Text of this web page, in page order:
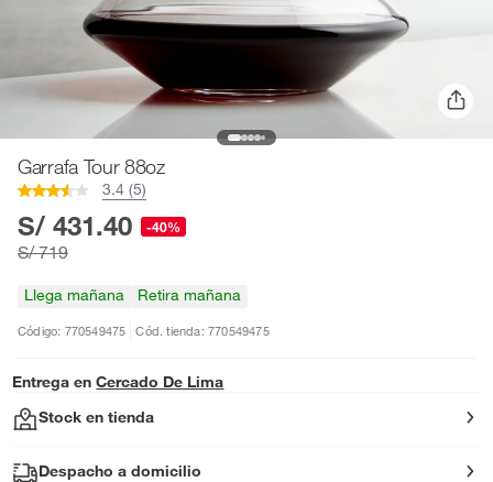
Garrafa Tour 88oz
3.4 (5)
S/ 431.40 -40%
S/ 719
Llega mañana Retira mañana
Código: 770549475 Cód. tienda: 770549475
Entrega en Cercado De Lima
Stock en tienda
Despacho a domicilio